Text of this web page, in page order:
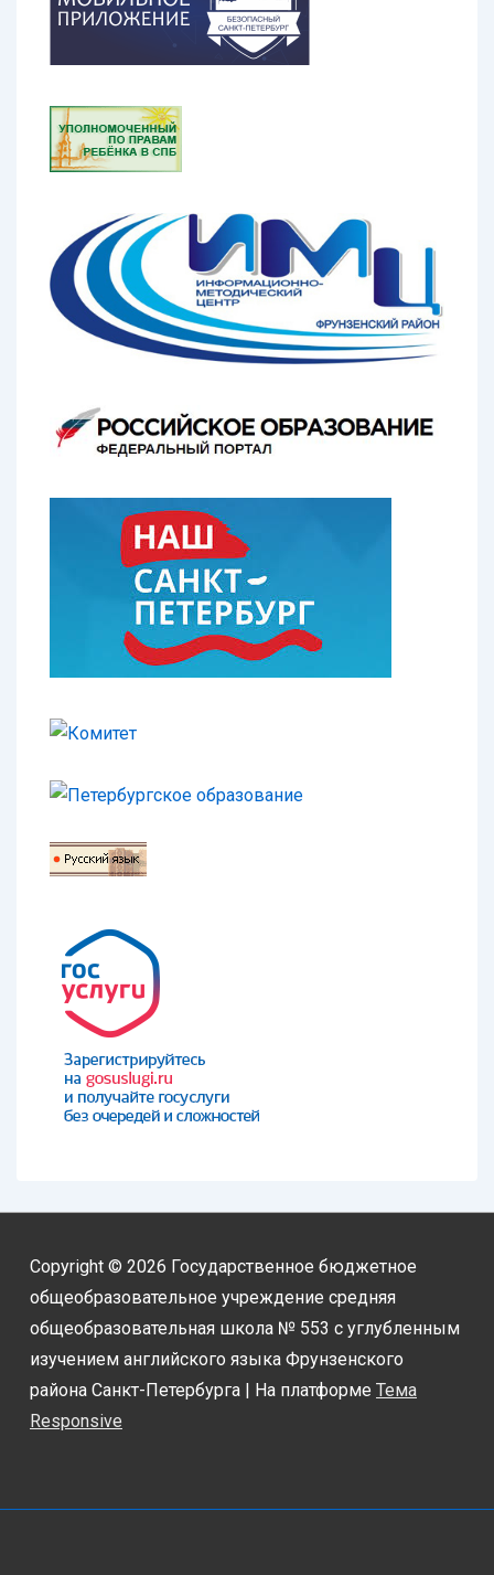
Copyright © 2026 Государственное бюджетное
общеобразовательное учреждение средняя
общеобразовательная школа № 553 с углубленным
изучением английского языка Фрунзенского
района Санкт-Петербурга | На платформе Тема
Responsive